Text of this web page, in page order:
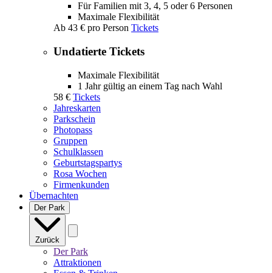
Für Familien mit 3, 4, 5 oder 6 Personen
Maximale Flexibilität
Ab 43 € pro Person Tickets
Undatierte Tickets
Maximale Flexibilität
1 Jahr gültig an einem Tag nach Wahl
58 € Tickets
Jahreskarten
Parkschein
Photopass
Gruppen
Schulklassen
Geburtstagspartys
Rosa Wochen
Firmenkunden
Übernachten
Der Park
Zurück
Der Park
Attraktionen